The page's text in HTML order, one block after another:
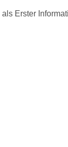
Erster